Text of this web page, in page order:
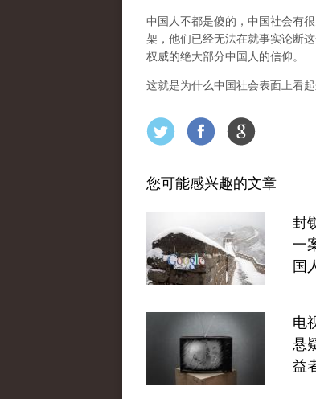
中国人不都是傻的，中国社会有
架，他们已经无法在就事实论断
权威的绝大部分中国人的信仰。
这就是为什么中国社会表面上看
您可能感兴趣的文章
封
一
国
电
悬
益